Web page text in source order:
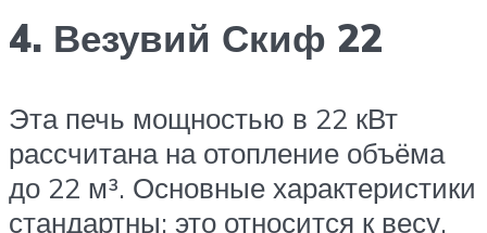
4. Везувий Скиф 22
Эта печь мощностью в 22 кВт
рассчитана на отопление объёма
до 22 м³. Основные характеристики
стандартны: это относится к весу,